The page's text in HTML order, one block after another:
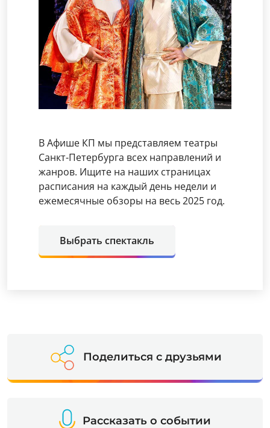
В Афише КП мы представляем театры
Санкт-Петербурга всех направлений и
жанров. Ищите на наших страницах
расписания на каждый день недели и
ежемесячные обзоры на весь 2025 год.
Выбрать спектакль
Поделиться с друзьями
Рассказать о событии